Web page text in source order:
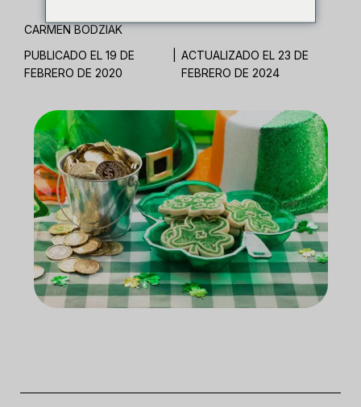
CARMEN BODZIAK
PUBLICADO EL 19 DE
FEBRERO DE 2020
ACTUALIZADO EL 23 DE
FEBRERO DE 2024